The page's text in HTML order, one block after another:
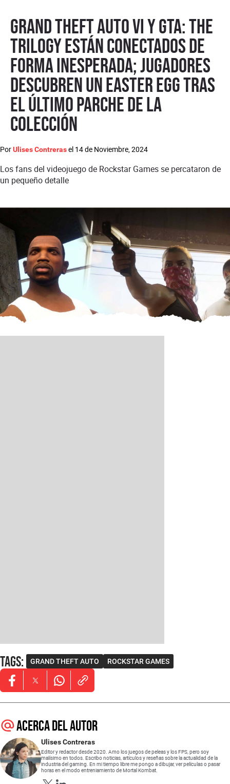
Grand Theft Auto VI y GTA: The
Trilogy están conectados de
forma inesperada; jugadores
descubren un easter egg tras
el último parche de la
colección
PorUlises Contrerasel 14 de Noviembre, 2024
Los fans del videojuego de Rockstar Games se percataron de
un pequeño detalle
Tags: GRAND THEFT AUTO ROCKSTAR GAMES
Opens in new window
Opens in new window
Opens in new window
Acerca del autor
Ulises Contreras
Editor y redactor desde 2020. Amo los juegos de peleas y los FPS, pero soy
malísimo en todos. Escribo noticias, artículos y reseñas sobre la actualidad de la
industria del gaming. En mi tiempo libre me pongo a dibujar, ver películas o pasar
horas en el modo entreniamiento de Mortal Kombat.